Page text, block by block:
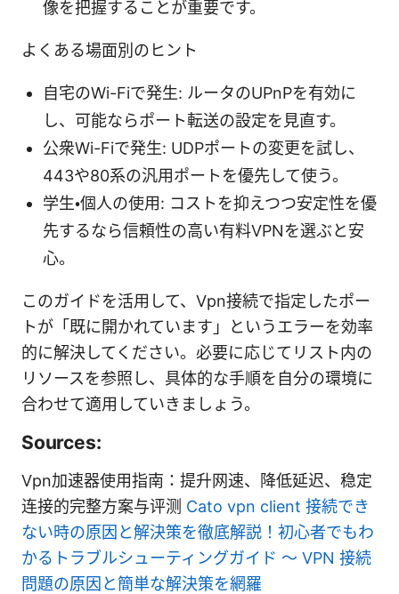
像を把握することが重要です。
よくある場面別のヒント
自宅のWi-Fiで発生: ルータのUPnPを有効に
し、可能ならポート転送の設定を見直す。
公衆Wi-Fiで発生: UDPポートの変更を試し、
443や80系の汎用ポートを優先して使う。
学生・個人の使用: コストを抑えつつ安定性を優
先するなら信頼性の高い有料VPNを選ぶと安
心。
このガイドを活用して、Vpn接続で指定したポー
トが「既に開かれています」というエラーを効率
的に解決してください。必要に応じてリスト内の
リソースを参照し、具体的な手順を自分の環境に
合わせて適用していきましょう。
Sources:
Vpn加速器使用指南：提升网速、降低延迟、稳定
连接的完整方案与评测 Cato vpn client 接続でき
ない時の原因と解決策を徹底解説！初心者でもわ
かるトラブルシューティングガイド 〜 VPN 接続
問題の原因と簡単な解決策を網羅